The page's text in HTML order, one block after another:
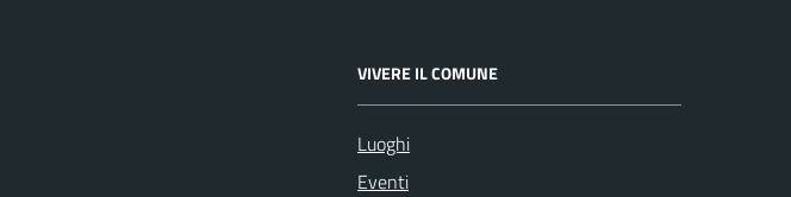
VIVERE IL COMUNE
Luoghi
Eventi